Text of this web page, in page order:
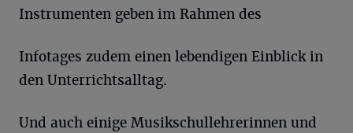
Instrumenten geben im Rahmen des
Infotages zudem einen lebendigen Einblick in
den Unterrichtsalltag.
Und auch einige Musikschullehrerinnen und